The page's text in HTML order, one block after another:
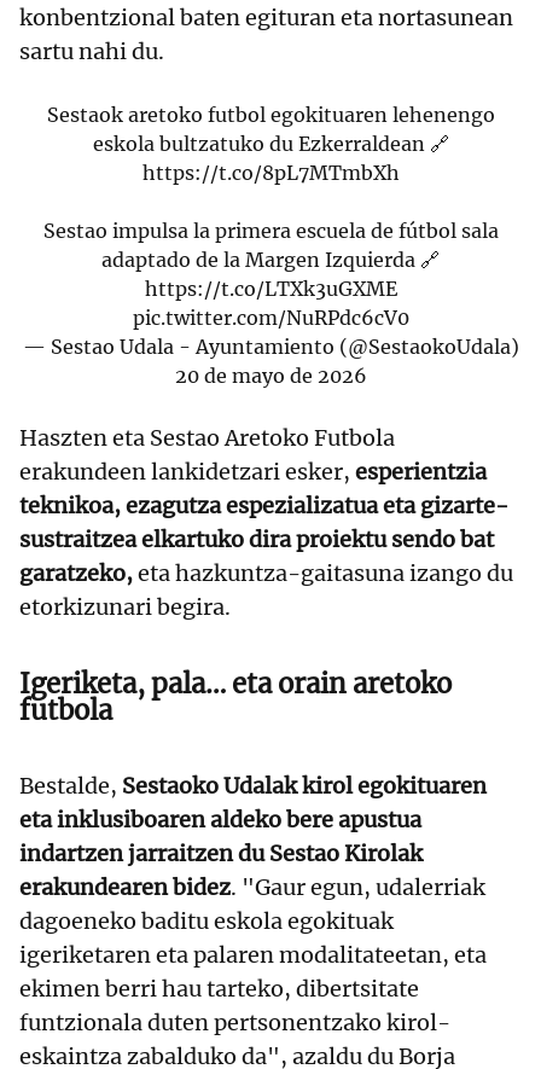
konbentzional baten egituran eta nortasunean
sartu nahi du.
Sestaok aretoko futbol egokituaren lehenengo
eskola bultzatuko du Ezkerraldean 🔗
https://t.co/8pL7MTmbXh
Sestao impulsa la primera escuela de fútbol sala
adaptado de la Margen Izquierda 🔗
https://t.co/LTXk3uGXME
pic.twitter.com/NuRPdc6cV0
— Sestao Udala - Ayuntamiento (@SestaokoUdala)
20 de mayo de 2026
Haszten eta Sestao Aretoko Futbola
erakundeen lankidetzari esker, esperientzia
teknikoa, ezagutza espezializatua eta gizarte-
sustraitzea elkartuko dira proiektu sendo bat
garatzeko,eta hazkuntza-gaitasuna izango du
etorkizunari begira.
Igeriketa, pala… eta orain aretoko
futbola
Bestalde, Sestaoko Udalak kirol egokituaren
eta inklusiboaren aldeko bere apustua
indartzen jarraitzen du Sestao Kirolak
erakundearen bidez. "Gaur egun, udalerriak
dagoeneko baditu eskola egokituak
igeriketaren eta palaren modalitateetan, eta
ekimen berri hau tarteko, dibertsitate
funtzionala duten pertsonentzako kirol-
eskaintza zabalduko da", azaldu du Borja